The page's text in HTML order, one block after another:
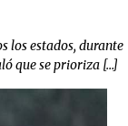
los estados, durante
que se prioriza […]